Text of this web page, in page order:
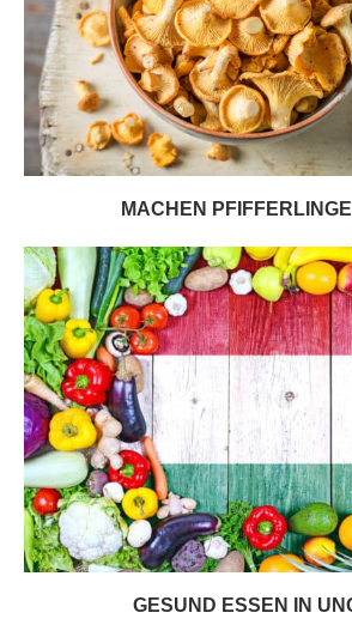
MACHEN
GESUND ESSEN IN